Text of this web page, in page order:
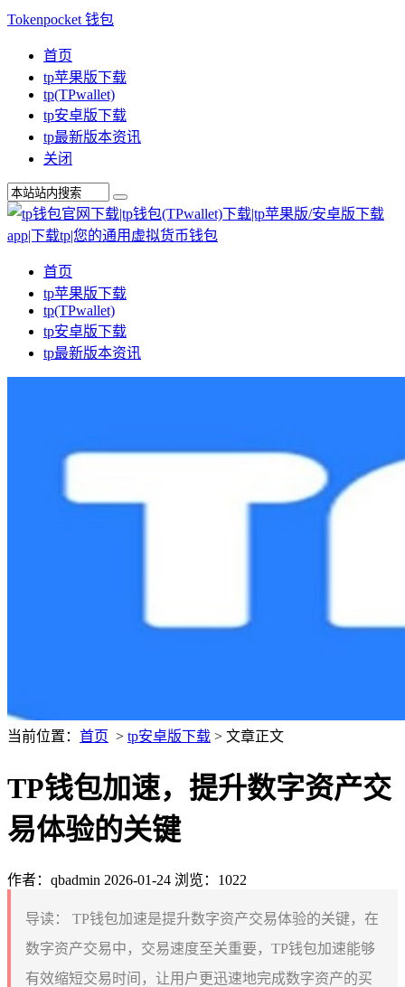
Tokenpocket 钱包
首页
tp苹果版下载
tp(TPwallet)
tp安卓版下载
tp最新版本资讯
关闭
首页
tp苹果版下载
tp(TPwallet)
tp安卓版下载
tp最新版本资讯
当前位置： 首页 > tp安卓版下载 > 文章正文
TP钱包加速，提升数字资产交
易体验的关键
作者：qbadmin 2026-01-24 浏览：1022
导读：
TP钱包加速是提升数字资产交易体验的关键，在
数字资产交易中，交易速度至关重要，TP钱包加速能够
有效缩短交易时间，让用户更迅速地完成数字资产的买